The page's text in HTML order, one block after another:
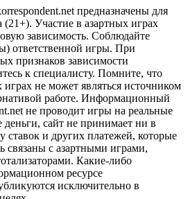
предназначены для
(21+). Участие в азартных играх
зависимость. Соблюдайте
ответственной игры. При
признаков зависимости
к специалисту. Помните, что
играх не может являться источником
работе. Информационный
не проводит игры на реальные
сайт не принимает ни в
ставок и других платежей, которые
связаны с азартными играми,
Какие-либо
ресурсе
исключительно в